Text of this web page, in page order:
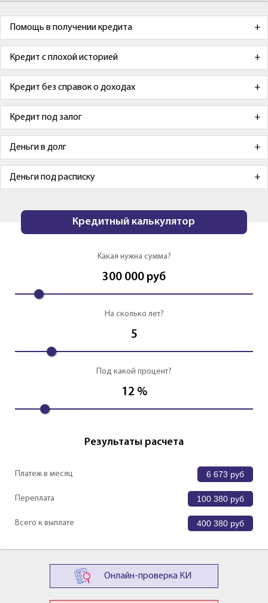
Помощь в получении кредита
Кредит с плохой историей
Кредит без справок о доходах
Кредит под залог
Деньги в долг
Деньги под расписку
Кредитный калькулятор
Какая нужна сумма?
300 000 руб
На сколько лет?
5
Под какой процент?
12 %
Результаты расчета
Платеж в месяц 6 673 руб
Переплата 100 380 руб
Всего к выплате 400 380 руб
Онлайн-проверка КИ